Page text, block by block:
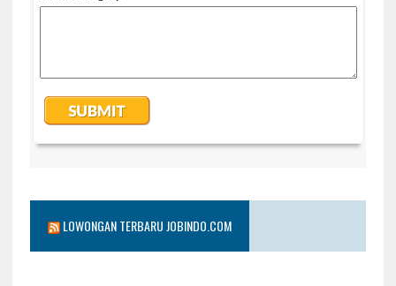
LOWONGAN TERBARU JOBINDO.COM